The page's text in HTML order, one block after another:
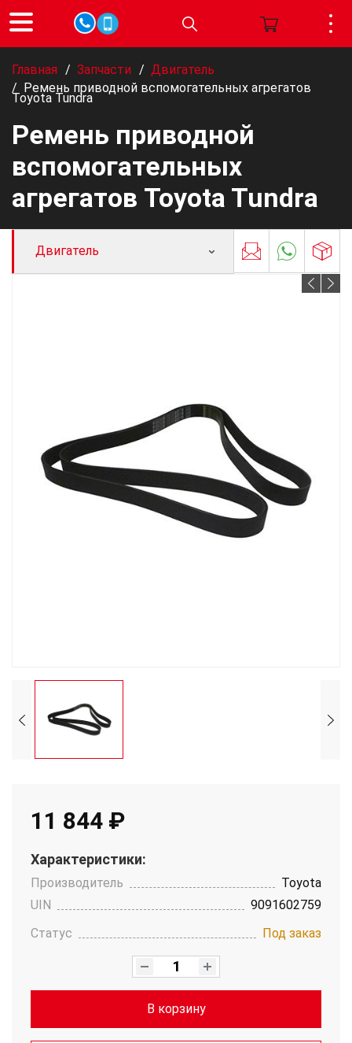
Главная / Запчасти / Двигатель
/ Ремень приводной вспомогательных агрегатов
Toyota Tundra
Ремень приводной
вспомогательных
агрегатов Toyota Tundra
Двигатель
11 844 ₽
Характеристики:
Производитель
Toyota
UIN
9091602759
Статус
Под заказ
В корзину